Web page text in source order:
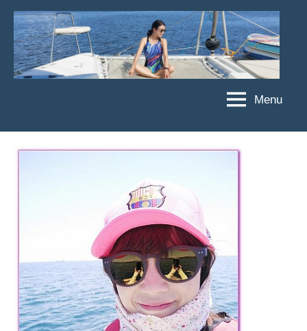
Skip
content
菲
亞
遊、
達
人
Menu